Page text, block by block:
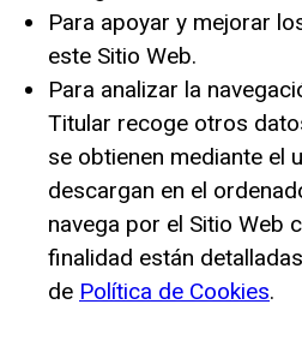
Para apoyar y mejorar
este Sitio Web.
Para analizar la
Titular recoge otros
se obtienen mediante el
descargan en el
navega por el Sitio Web
finalidad están
de Política de Cookies.